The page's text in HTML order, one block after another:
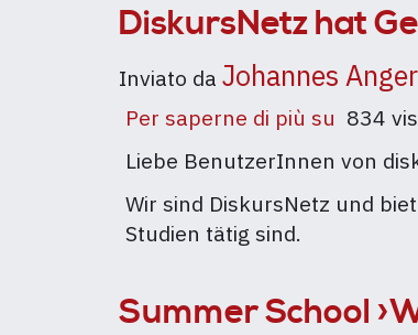
Italien
und
Polen
DiskursNetz hat
Inviato da Johannes
Per saperne di più su
und
834
Liebe BenutzerInnen von
Wir sind DiskursNetz und
Studien tätig sind.
Summer School